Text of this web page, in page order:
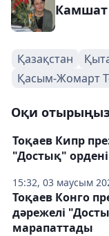
Камшат
Қазақстан
Қасым-Жомарт
Оқи
15:32, 03 маусым
Тоқаев Кипр
"Достық"
Тоқаев Конго
дәрежелі
марапаттады